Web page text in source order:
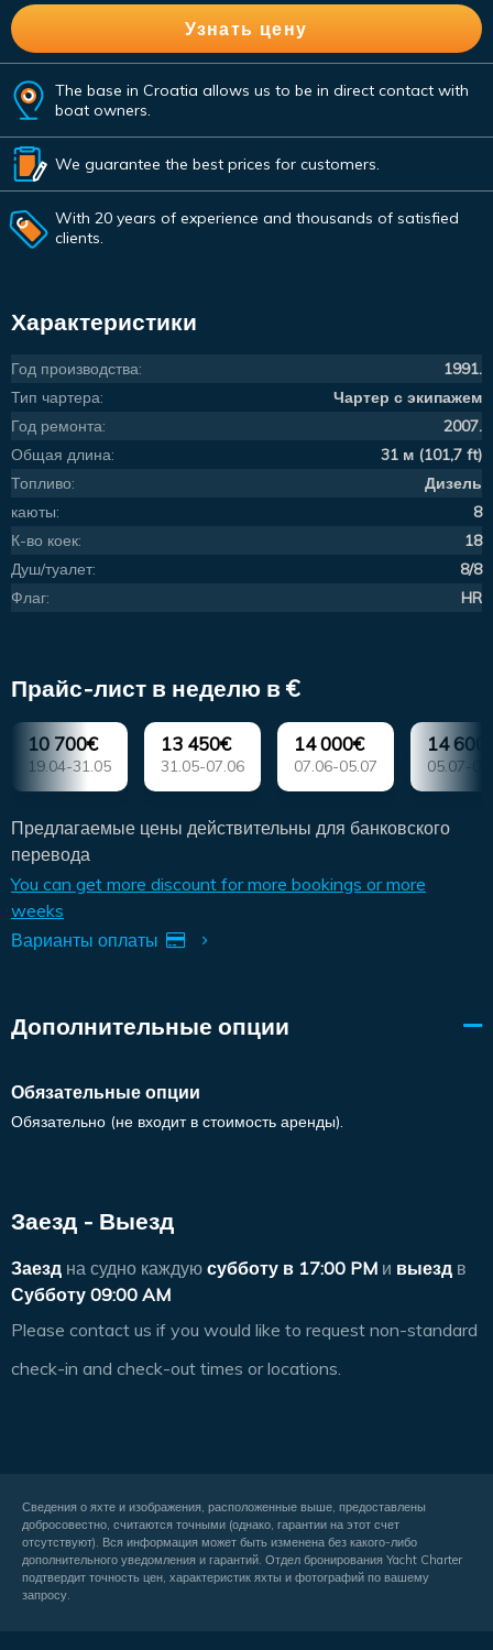
The base in Croatia allows us to be in direct contact with
boat owners.
We guarantee the best prices for customers.
With 20 years of experience and thousands of satisfied
clients.
Характеристики
Год производства:
1991.
Тип чартера:
Чартер с экипажем
Год ремонта:
2007.
Общая длина:
31 м (101,7 ft)
Топливо:
Дизель
каюты:
8
К-во коек:
18
Душ/туалет:
8/8
Флаг:
HR
Прайс-лист в неделю в €
10 700€
19.04-31.05
13 450€
31.05-07.06
14 000€
07.06-05.07
14
05.07-
Предлагаемые цены действительны для банковского
перевода
You can get more discount for more bookings or more
weeks
Варианты оплаты
Дополнительные опции
Обязательные опции
Обязательно (не входит в стоимость аренды).
Заезд - Выезд
Заезд на судно каждую субботу в 17:00 PM и выезд в
Субботу 09:00 AM
Please contact us if you would like to request non-standard
check-in and check-out times or locations.
Сведения о яхте и изображения, расположенные выше, предоставлены
добросовестно, считаются точными (однако, гарантии на этот счет
отсутствуют). Вся информация может быть изменена без какого-либо
дополнительного уведомления и гарантий. Отдел бронирования Yacht Charter
подтвердит точность цен, характеристик яхты и фотографий по вашему
запросу.